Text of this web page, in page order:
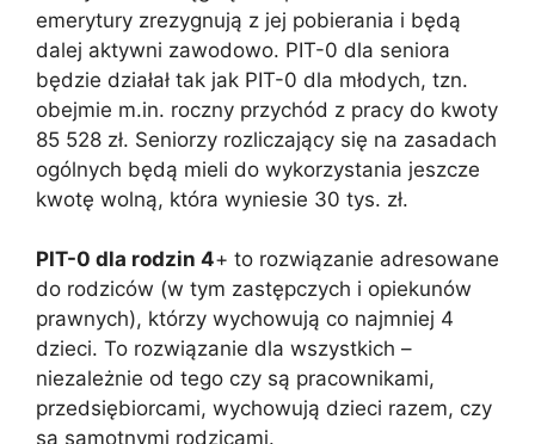
emerytury zrezygnują z jej pobierania i będą
dalej aktywni zawodowo. PIT-0 dla seniora
będzie działał tak jak PIT-0 dla młodych, tzn.
obejmie m.in. roczny przychód z pracy do kwoty
85 528 zł. Seniorzy rozliczający się na zasadach
ogólnych będą mieli do wykorzystania jeszcze
kwotę wolną, która wyniesie 30 tys. zł.
PIT-0 dla rodzin 4+ to rozwiązanie adresowane
do rodziców (w tym zastępczych i opiekunów
prawnych), którzy wychowują co najmniej 4
dzieci. To rozwiązanie dla wszystkich –
niezależnie od tego czy są pracownikami,
przedsiębiorcami, wychowują dzieci razem, czy
są samotnymi rodzicami.